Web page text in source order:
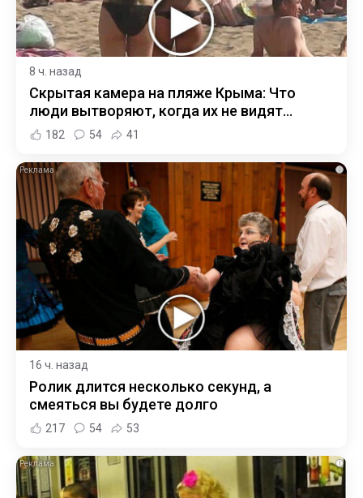
8 ч. назад
Скрытая камера на пляже Крыма: Что
люди вытворяют, когда их не видят...
182 54 41
i
16 ч. назад
Ролик длится несколько секунд, а
смеяться вы будете долго
217 54 53
i